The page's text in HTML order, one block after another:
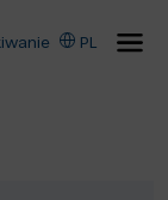
PL